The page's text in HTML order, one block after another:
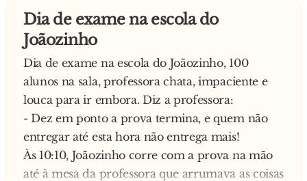
vão ter que ser sacrificadas.
O primeiro a tomar iniciativa é o Solano, do
Peru:
- Por amor ao Peru! – E salta.
Logo a seguir vai o Salas, do Chile:
- Por amor ao Chile! – E salta.
Aí vai Chillaver, do Paraguai:
- Por amor ao Paraguai – E salta.
Chega a vez do Pelé e grita:
Dia de exame na escola do
Joãozinho
Dia de exame na escola do Joãozinho, 100
alunos na sala, professora chata, impaciente e
louca para ir embora. Diz a professora:
- Dez em ponto a prova termina, e quem não
entregar até esta hora não entrega mais!
Às 10:10, Joãozinho corre com a prova na mão
até à mesa da professora que arrumava as coisas